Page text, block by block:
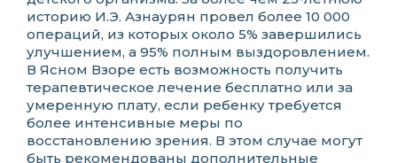
историю И.Э. Азнаурян провел более 10 000
операций, из которых около 5% завершились
улучшением, а 95% полным выздоровлением.
В Ясном Взоре есть возможность получить
терапевтическое лечение бесплатно или за
умеренную плату, если ребенку требуется
более интенсивные меры по
восстановлению зрения. В этом случае могут
быть рекомендованы дополнительные